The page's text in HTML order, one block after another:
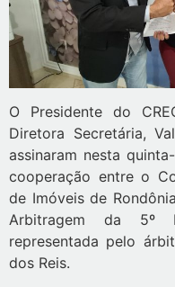
O Presidente do
Diretora Secretária,
assinaram nesta
cooperação entre o
de Imóveis de
Arbitragem da 5º
representada pelo
dos Reis.